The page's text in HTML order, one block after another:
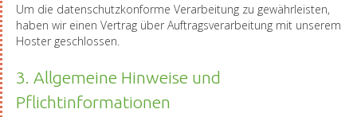
Um die datenschutzkonforme Verarbeitung zu gewährleisten,
haben wir einen Vertrag über Auftragsverarbeitung mit unserem
Hoster geschlossen.
3. Allgemeine Hinweise und
Pflichtinformationen